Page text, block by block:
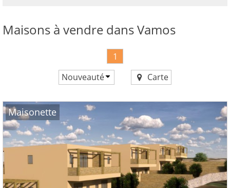
Maisons à vendre dans Vamos
1
Nouveauté
Prix décroissant
Nouveauté
Carte
Maisonette
tous